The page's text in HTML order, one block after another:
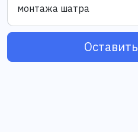
монтажа шатра